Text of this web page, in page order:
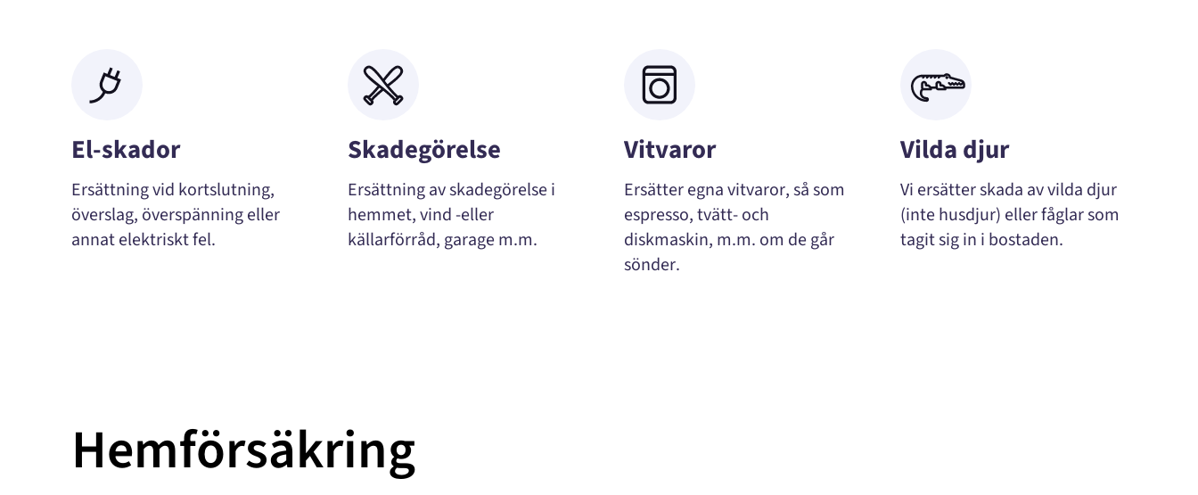
El-skador
Ersättning vid kortslutning,
överslag, överspänning eller
annat elektriskt fel.
Skadegörelse
Ersättning av skadegörelse i
hemmet, vind -eller
källarförråd, garage m.m.
Vitvaror
Ersätter egna vitvaror, så som
espresso, tvätt- och
diskmaskin, m.m. om de går
sönder.
Vilda djur
Vi ersätter skada av vilda djur
(inte husdjur) eller fåglar som
tagit sig in i bostaden.
Hemförsäkring